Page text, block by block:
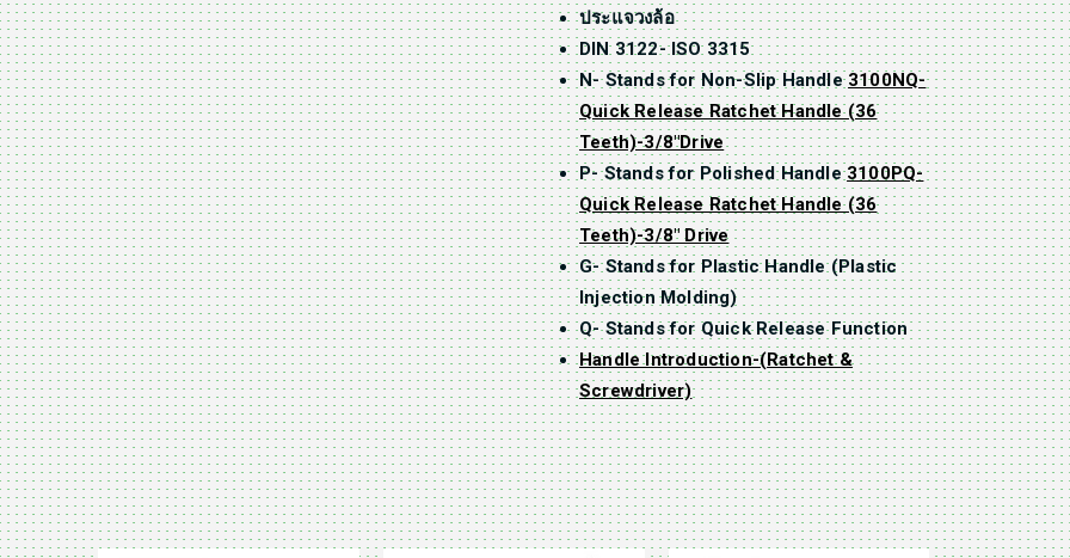
ประแจวงล้อ
DIN 3122- ISO 3315
N- Stands for Non-Slip Handle3100NQ-
Quick Release Ratchet Handle (36
Teeth)-3/8″Drive
P- Stands for Polished Handle3100PQ-
Quick Release Ratchet Handle (36
Teeth)-3/8″ Drive
G- Stands for Plastic Handle (Plastic
Injection Molding)
Q- Stands for Quick Release Function
Handle Introduction-(Ratchet &
Screwdriver)